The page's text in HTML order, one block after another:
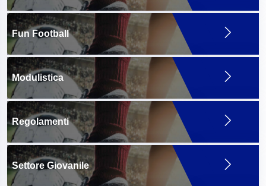
Fun Football
Modulistica
Regolamenti
Settore Giovanile